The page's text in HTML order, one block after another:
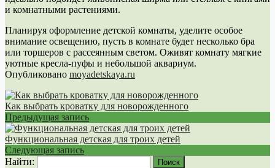
и комнатными растениями.
Планируя оформление детской комнаты, уделите особое
внимание освещению, пусть в комнате будет несколько бра
или торшеров с рассеянным светом. Оживят комнату мягкие
уютные кресла-пуфы и небольшой аквариум.
Опубликовано moyadetskaya.ru
Как выбрать кроватку для новорожденного
Предыдущая запись
Функциональная детская для троих детей
Следующая запись
Найти: